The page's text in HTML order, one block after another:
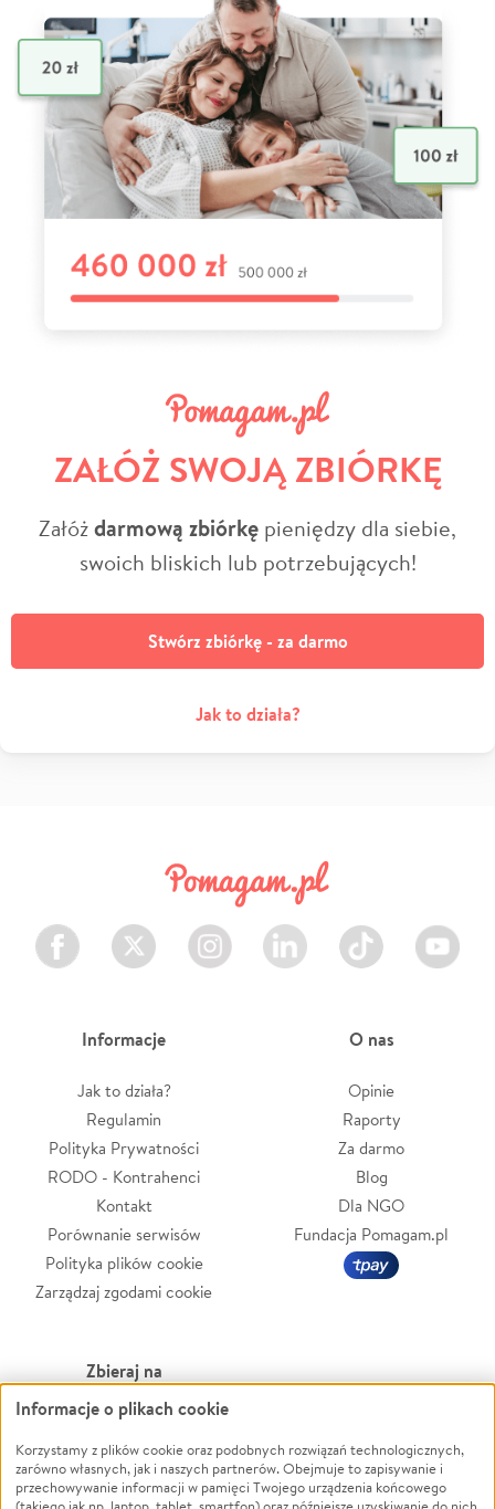
ZAŁÓŻ SWOJĄ ZBIÓRKĘ
Załóżdarmową zbiórkę pieniędzy dla siebie,
swoich bliskich lub potrzebujących!
Stwórz zbiórkę - za darmo
Jak to działa?
Facebook Twitter Instagram LinkedIn TikTok Youtube
Informacje
Jak to działa?
Regulamin
Polityka Prywatności
RODO - Kontrahenci
Kontakt
Porównanie serwisów
Polityka plików cookie
Zarządzaj zgodami cookie
O nas
Opinie
Raporty
Za darmo
Blog
Dla NGO
Fundacja Pomagam.pl
Zbieraj na
Leczenie
Zwierzęta
Pożar
Powódź
Wichura
Informacje o plikach cookie
Korzystamy z plików cookie oraz podobnych rozwiązań technologicznych,
zarówno własnych, jak i naszych partnerów. Obejmuje to zapisywanie i
przechowywanie informacji w pamięci Twojego urządzenia końcowego